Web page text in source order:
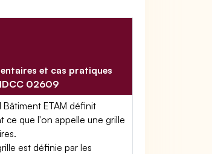
et cas pratiques
02609
Bâtiment ETAM définit
ce que l'on appelle une grille
est définie par les